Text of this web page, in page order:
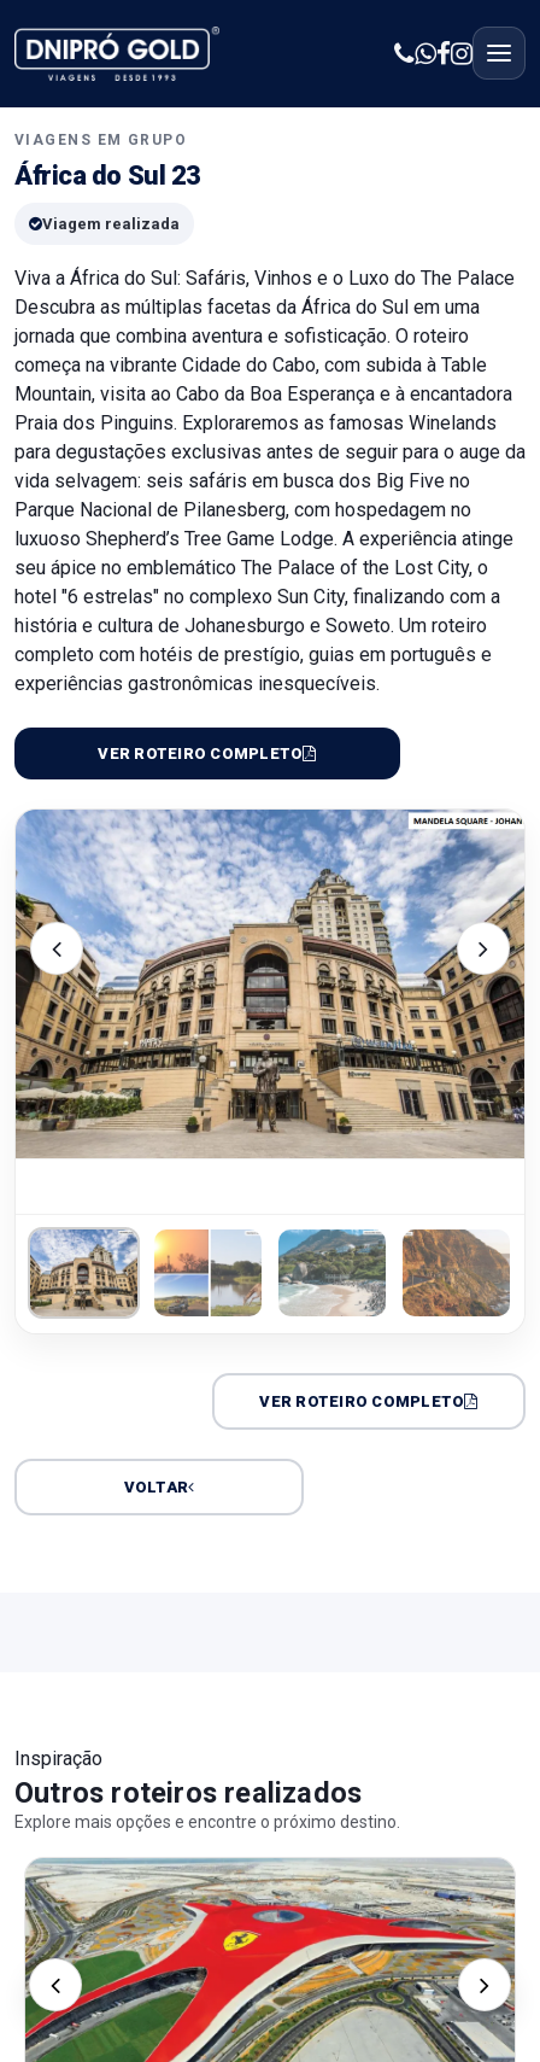
VIAGENS EM GRUPO
África do Sul 23
Viagem realizada
Viva a África do Sul: Safáris, Vinhos e o Luxo do The Palace
Descubra as múltiplas facetas da África do Sul em uma
jornada que combina aventura e sofisticação. O roteiro
começa na vibrante Cidade do Cabo, com subida à Table
Mountain, visita ao Cabo da Boa Esperança e à encantadora
Praia dos Pinguins. Exploraremos as famosas Winelands
para degustações exclusivas antes de seguir para o auge da
vida selvagem: seis safáris em busca dos Big Five no
Parque Nacional de Pilanesberg, com hospedagem no
luxuoso Shepherd’s Tree Game Lodge. A experiência atinge
seu ápice no emblemático The Palace of the Lost City, o
hotel "6 estrelas" no complexo Sun City, finalizando com a
história e cultura de Johanesburgo e Soweto. Um roteiro
completo com hotéis de prestígio, guias em português e
experiências gastronômicas inesquecíveis.
VER ROTEIRO COMPLETO
VER ROTEIRO COMPLETO
VOLTAR
Inspiração
Outros roteiros realizados
Explore mais opções e encontre o próximo destino.